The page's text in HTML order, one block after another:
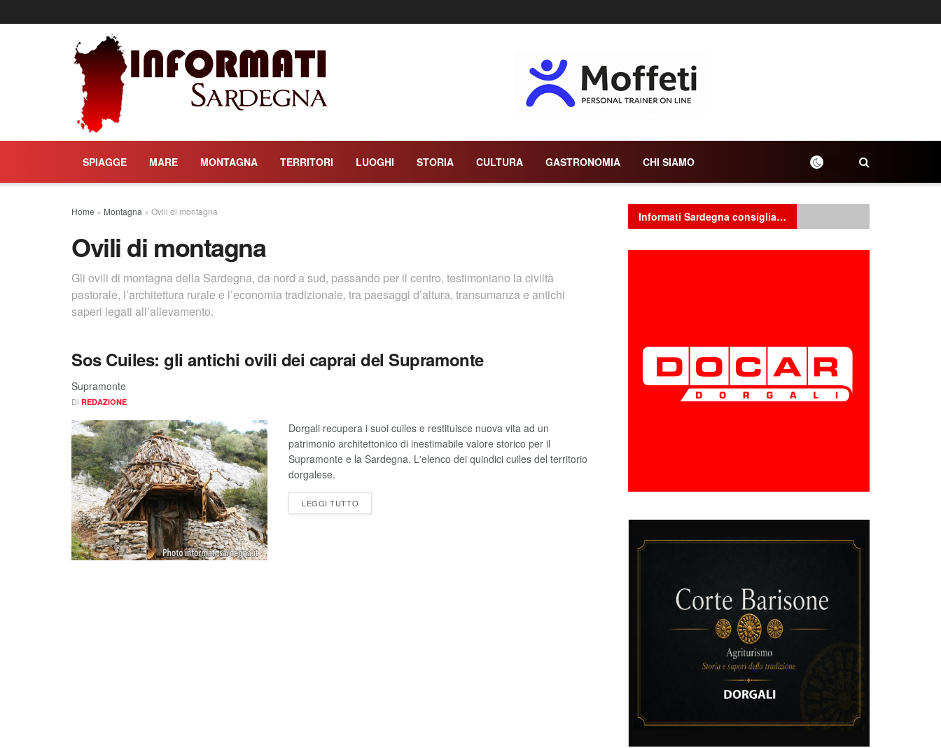
SPIAGGE MARE MONTAGNA TERRITORI LUOGHI STORIA CULTURA GASTRONOMIA CHI SIAMO
Home » Montagna » Ovili di montagna
Ovili di montagna
Gli ovili di montagna della Sardegna, da nord a sud, passando per il centro, testimoniano la civiltà
pastorale, l’architettura rurale e l’economia tradizionale, tra paesaggi d’altura, transumanza e antichi
saperi legati all’allevamento.
Sos Cuiles: gli antichi ovili dei caprai del Supramonte
Supramonte
DI REDAZIONE
Dorgali recupera i suoi cuiles e restituisce nuova vita ad un
patrimonio architettonico di inestimabile valore storico per il
Supramonte e la Sardegna. L'elenco dei quindici cuiles del territorio
dorgalese.
LEGGI TUTTO
Informati Sardegna consiglia…